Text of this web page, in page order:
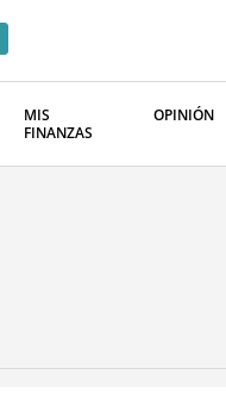
MIS
FINANZAS
OPINIÓN